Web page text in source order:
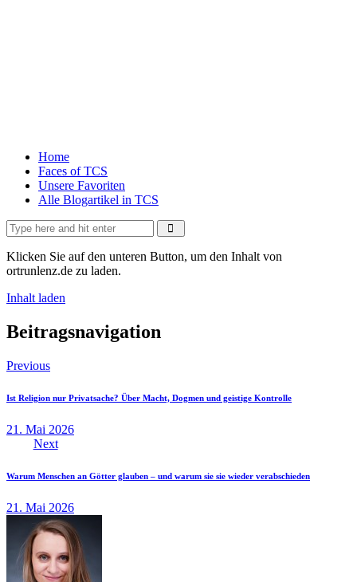
Home
Faces of TCS
Unsere Favoriten
Alle Blogartikel in TCS
Klicken Sie auf den unteren Button, um den Inhalt von
ortrunlenz.de zu laden.
Inhalt laden
Beitragsnavigation
Previous
Ist Religion nur Privatsache? Über Macht, Dogmen und geistige Kontrolle
21. Mai 2026
Next
Warum Menschen an Götter glauben – und warum sie sie wieder verabschieden
21. Mai 2026